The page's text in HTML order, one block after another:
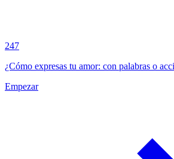
247
¿Cómo expresas tu amor: con palabras o
Empezar